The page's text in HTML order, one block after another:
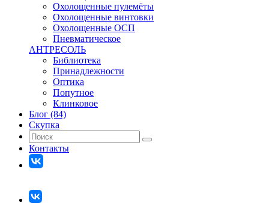
Охолощенные пулемёты
Охолощенные винтовки
Охолощенные ОСП
Пневматическое
АНТРЕСОЛЬ
Библиотека
Принадлежности
Оптика
Попутное
Клинковое
Блог (84)
Скупка
Контакты